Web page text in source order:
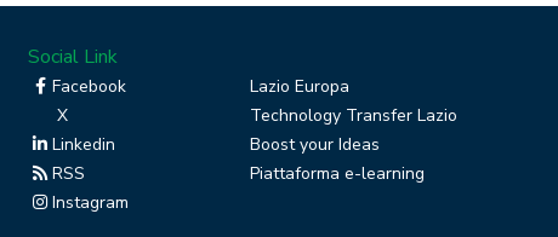
Social Link
Facebook
X
Linkedin
RSS
Instagram
Lazio Europa
Technology Transfer Lazio
Boost your Ideas
Piattaforma e-learning